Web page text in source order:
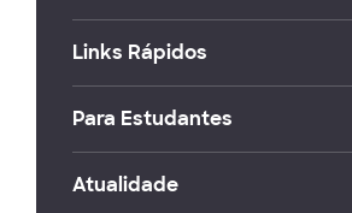
Links Rápidos
Para Estudantes
Atualidade